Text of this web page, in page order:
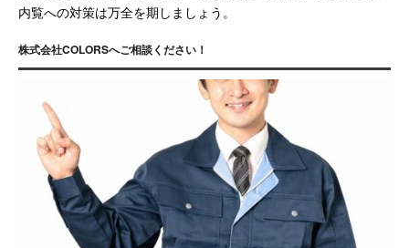
内覧への対策は万全を期しましょう。
株式会社COLORSへご相談ください！